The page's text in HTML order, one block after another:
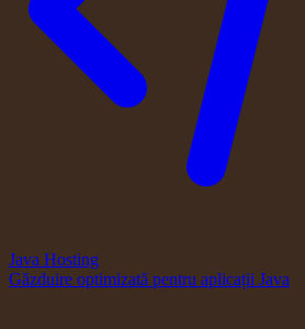
Java Hosting
Găzduire optimizată pentru aplicații Java